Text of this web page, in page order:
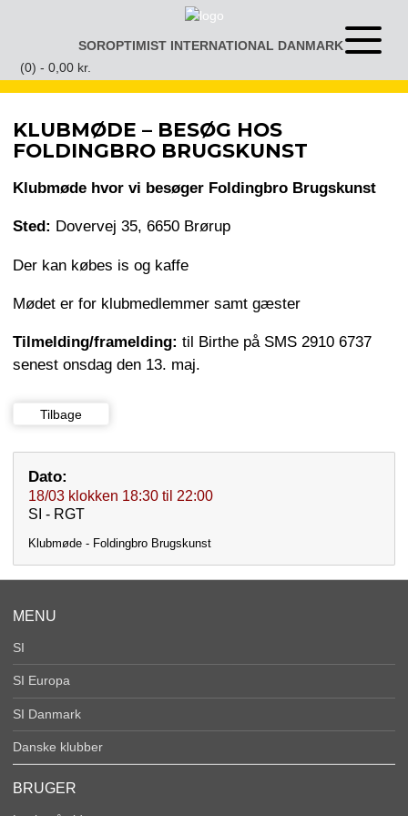
SOROPTIMIST INTERNATIONAL DANMARKÅben
menu
(0) - 0,00 kr.
KLUBMØDE – BESØG HOS
FOLDINGBRO BRUGSKUNST
Klubmøde hvor vi besøger Foldingbro Brugskunst
Sted: Dovervej 35, 6650 Brørup
Der kan købes is og kaffe
Mødet er for klubmedlemmer samt gæster
Tilmelding/framelding:til Birthe på SMS 2910 6737
senest onsdag den 13. maj.
Tilbage
Dato:
18/03 klokken 18:30 til 22:00
SI - RGT
Klubmøde - Foldingbro Brugskunst
MENU
SI
SI Europa
SI Danmark
Danske klubber
BRUGER